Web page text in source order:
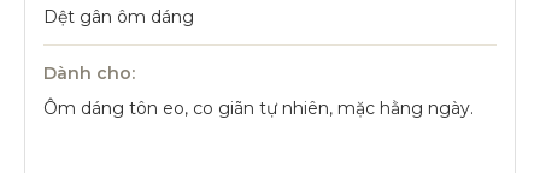
Dệt gân ôm dáng
Dành cho:
Ôm dáng tôn eo, co giãn tự nhiên, mặc hằng ngày.